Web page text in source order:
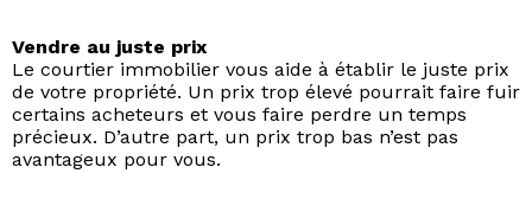
Vendre au juste prix
Le courtier immobilier vous aide à établir le juste prix
de votre propriété. Un prix trop élevé pourrait faire fuir
certains acheteurs et vous faire perdre un temps
précieux. D’autre part, un prix trop bas n’est pas
avantageux pour vous.